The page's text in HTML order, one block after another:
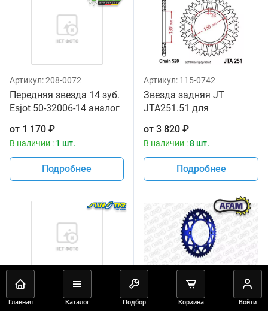
Артикул:208-0072
Передняя звезда 14 зуб.
Esjot 50-32006-14 аналог
от 1 170 ₽
В наличии : 1 шт.
Подробнее
Артикул: 115-0742
Звезда задняя JT
JTA251.51 для
от 3 820 ₽
В наличии :8 шт.
Подробнее
Артикул: 109-1012
Звезда задняя 49 зуб.
002-0885-48
Звезда задняя AFAM
Главная Каталог Подбор Корзина Войти